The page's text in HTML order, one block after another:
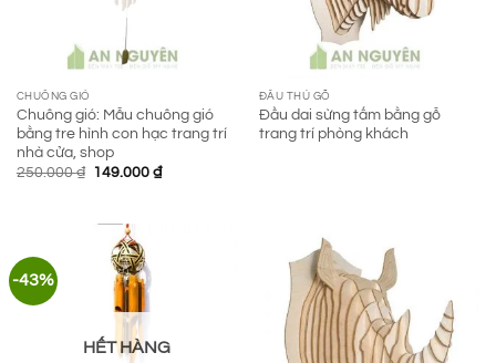
CHUÔNG GIÓ
Chuông gió: Mẫu chuông gió
bằng tre hình con hạc trang trí
nhà cửa, shop
250.000₫ Giá
149.000 ₫Giá
ĐẦU THÚ GỖ
Đầu dai sừng tấm bằng gỗ
trang trí phòng khách
-43%
HẾT HÀNG